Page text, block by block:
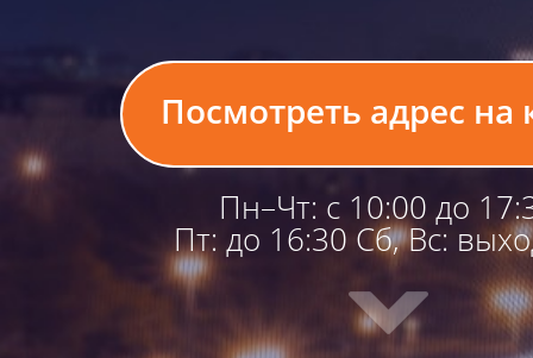
Посмотреть адрес на
Пн–Чт: с 10:00 до
Пт: до 16:30 Сб, Вс: